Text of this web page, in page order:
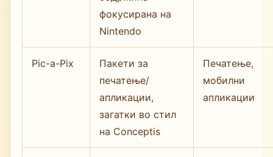
фокусирана на
Nintendo
Pic-a-Pix
Пакети за
печатење/
апликации,
загатки во стил
на Conceptis
Печатење,
мобилни
апликации